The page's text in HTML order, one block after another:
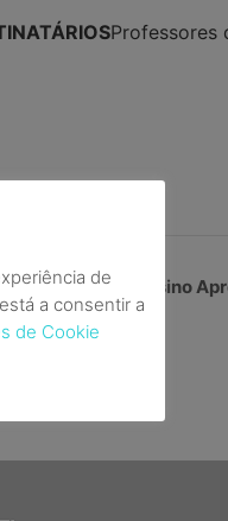
Professores
no Ensino
de
a consentir a
de Cookie